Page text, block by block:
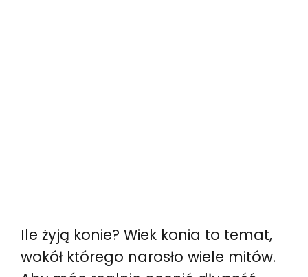
Ile żyją konie? Wiek konia to temat,
wokół którego narosło wiele mitów.